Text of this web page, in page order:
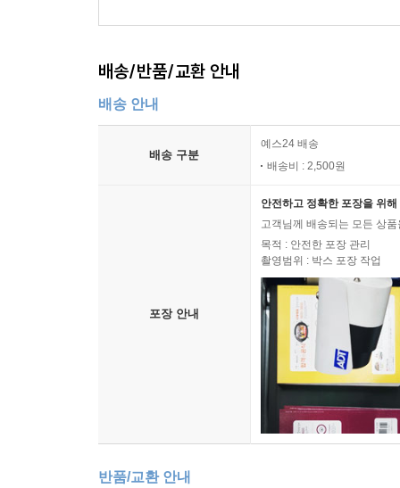
배송/반품/교환 안내
배송 안내
배송 구분
예스24 배송
배송비 : 2,500원
포장 안내
안전하고 정확한 포장을 위
고객님께 배송되는 모든 상
목적 : 안전한 포장 관리
촬영범위 : 박스 포장 작업
반품/교환 안내